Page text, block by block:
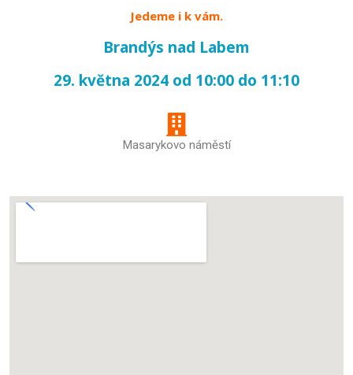
Jedeme i k vám.
Brandýs nad Labem
29. května 2024 od 10:00 do 11:10
Masarykovo náměstí